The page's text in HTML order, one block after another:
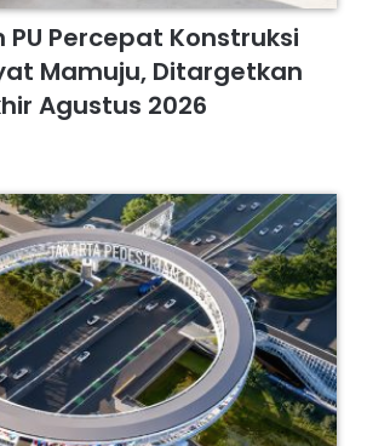
Percepat Konstruksi
Mamuju, Ditargetkan
Agustus 2026